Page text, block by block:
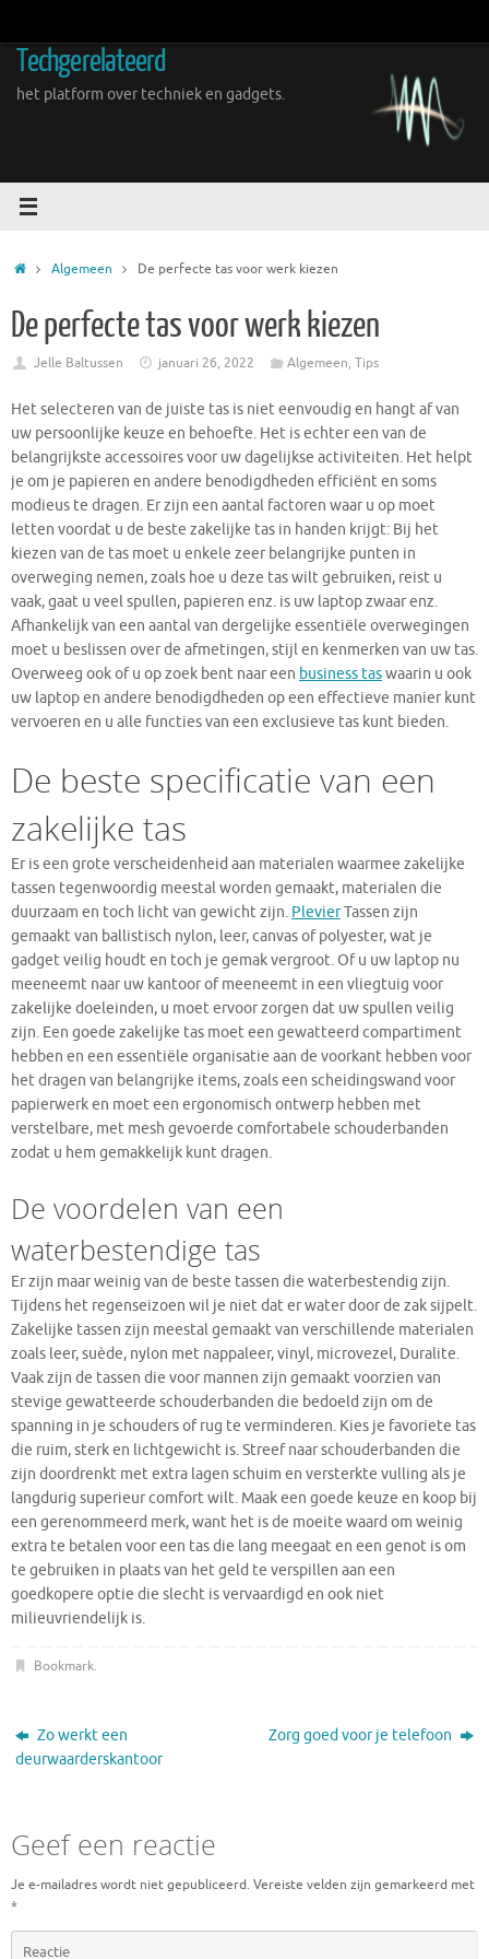
inhoud
Techgerelateerd
het platform over techniek en gadgets.
HomeAlgemeen De perfecte tas voor werk kiezen
De perfecte tas voor werk kiezen
Jelle Baltussen januari 26, 2022 Algemeen, Tips
Het selecteren van de juiste tas is niet eenvoudig en hangt af van
uw persoonlijke keuze en behoefte. Het is echter een van de
belangrijkste accessoires voor uw dagelijkse activiteiten. Het helpt
je om je papieren en andere benodigdheden efficiënt en soms
modieus te dragen. Er zijn een aantal factoren waar u op moet
letten voordat u de beste zakelijke tas in handen krijgt: Bij het
kiezen van de tas moet u enkele zeer belangrijke punten in
overweging nemen, zoals hoe u deze tas wilt gebruiken, reist u
vaak, gaat u veel spullen, papieren enz. is uw laptop zwaar enz.
Afhankelijk van een aantal van dergelijke essentiële overwegingen
moet u beslissen over de afmetingen, stijl en kenmerken van uw tas.
Overweeg ook of u op zoek bent naar een business taswaarin u ook
uw laptop en andere benodigdheden op een effectieve manier kunt
vervoeren en u alle functies van een exclusieve tas kunt bieden.
De beste specificatie van een
zakelijke tas
Er is een grote verscheidenheid aan materialen waarmee zakelijke
tassen tegenwoordig meestal worden gemaakt, materialen die
duurzaam en toch licht van gewicht zijn. PlevierTassen zijn
gemaakt van ballistisch nylon, leer, canvas of polyester, wat je
gadget veilig houdt en toch je gemak vergroot. Of u uw laptop nu
meeneemt naar uw kantoor of meeneemt in een vliegtuig voor
zakelijke doeleinden, u moet ervoor zorgen dat uw spullen veilig
zijn. Een goede zakelijke tas moet een gewatteerd compartiment
hebben en een essentiële organisatie aan de voorkant hebben voor
het dragen van belangrijke items, zoals een scheidingswand voor
papierwerk en moet een ergonomisch ontwerp hebben met
verstelbare, met mesh gevoerde comfortabele schouderbanden
zodat u hem gemakkelijk kunt dragen.
De voordelen van een
waterbestendige tas
Er zijn maar weinig van de beste tassen die waterbestendig zijn.
Tijdens het regenseizoen wil je niet dat er water door de zak sijpelt.
Zakelijke tassen zijn meestal gemaakt van verschillende materialen
zoals leer, suède, nylon met nappaleer, vinyl, microvezel, Duralite.
Vaak zijn de tassen die voor mannen zijn gemaakt voorzien van
stevige gewatteerde schouderbanden die bedoeld zijn om de
spanning in je schouders of rug te verminderen. Kies je favoriete tas
die ruim, sterk en lichtgewicht is. Streef naar schouderbanden die
zijn doordrenkt met extra lagen schuim en versterkte vulling als je
langdurig superieur comfort wilt. Maak een goede keuze en koop bij
een gerenommeerd merk, want het is de moeite waard om weinig
extra te betalen voor een tas die lang meegaat en een genot is om
te gebruiken in plaats van het geld te verspillen aan een
goedkopere optie die slecht is vervaardigd en ook niet
milieuvriendelijk is.
Bookmark.
Zo werkt een
deurwaarderskantoor
Zorg goed voor je telefoon
Geef een reactie
Je e-mailadres wordt niet gepubliceerd. Vereiste velden zijn gemarkeerd met
*